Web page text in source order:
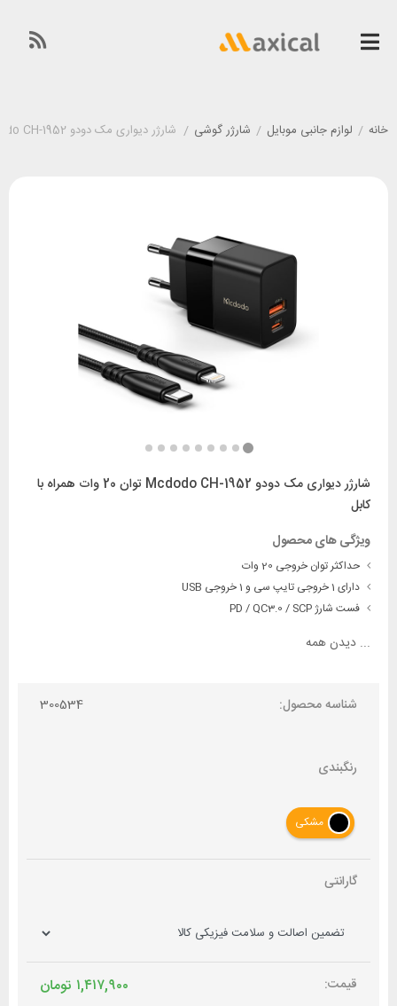
خانه / لوازم جانبی موبایل / شارژر گوشی / شارژر دیواری مک دودو Mcdodo CH-1952 توان 20 وات همراه با کابل
شارژر دیواری مک دودو Mcdodo CH-1952 توان 20 وات همراه با
کابل
ویژگی های محصول
حداکثر توان خروجی 20 وات
دارای 1 خروجی تایپ سی و 1 خروجی USB
فست شارژ PD / QC3.0 / SCP
... دیدن همه
شناسه محصول: 300534
رنگبندی
مشکی
گارانتی
تومان ۱,۴۱۷,۹۰۰